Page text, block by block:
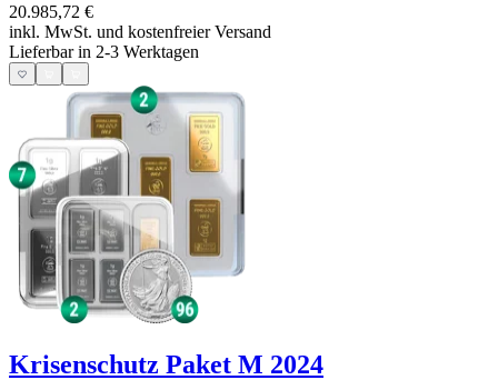
20.985,72 €
inkl. MwSt. und kostenfreier Versand
Lieferbar in 2-3 Werktagen
Krisenschutz Paket M 2024